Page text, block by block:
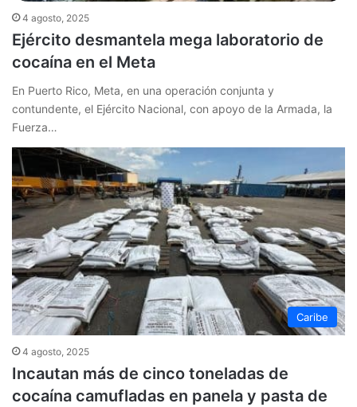
4 agosto, 2025
Ejército desmantela mega laboratorio de
cocaína en el Meta
En Puerto Rico, Meta, en una operación conjunta y
contundente, el Ejército Nacional, con apoyo de la Armada, la
Fuerza…
Caribe
4 agosto, 2025
Incautan más de cinco toneladas de
cocaína camufladas en panela y pasta de